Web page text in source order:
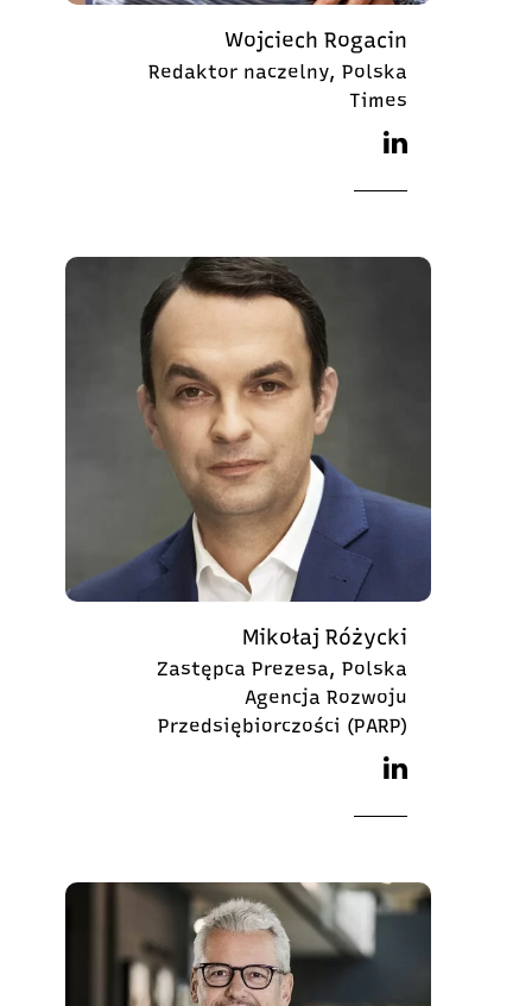
Wojciech Rogacin
Redaktor naczelny, Polska
Times
Mikołaj Różycki
Zastępca Prezesa, Polska
Agencja Rozwoju
Przedsiębiorczości (PARP)